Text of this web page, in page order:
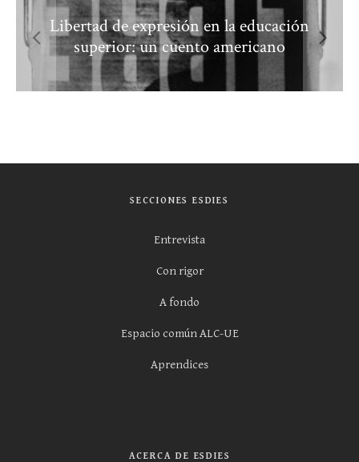
Libertad de expresión en la educación
superior: un cuento americano
SECCIONES ESDIES
Entrevista
Con rigor
A fondo
Espacio común ALC-UE
Aprendices
ACERCA DE ESDIES